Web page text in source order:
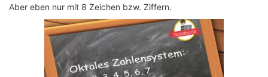
Aber eben nur mit 8 Zeichen bzw. Ziffern.